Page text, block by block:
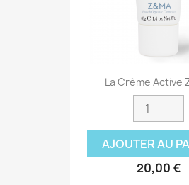
La Crème Active
AJOUTER AU
20,00 €